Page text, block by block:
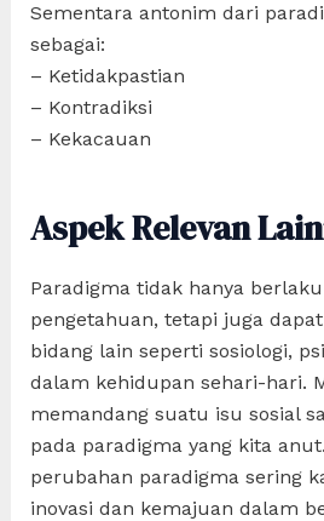
Sementara antonim dari
sebagai:
– Ketidakpastian
– Kontradiksi
– Kekacauan
Aspek Relevan
Paradigma tidak hanya
pengetahuan, tetapi juga
bidang lain seperti sosiologi,
dalam kehidupan sehari-hari.
memandang suatu isu sosial
pada paradigma yang kita
perubahan paradigma sering
inovasi dan kemajuan dalam